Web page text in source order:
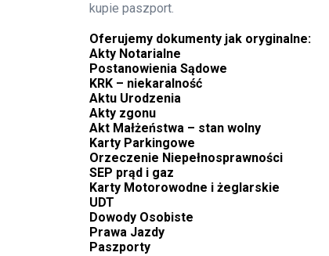
kupie paszport.
Oferujemy dokumenty jak oryginalne:
Akty Notarialne
Postanowienia Sądowe
KRK – niekaralność
Aktu Urodzenia
Akty zgonu
Akt Małżeństwa – stan wolny
Karty Parkingowe
Orzeczenie Niepełnosprawności
SEP prąd i gaz
Karty Motorowodne i żeglarskie
UDT
Dowody Osobiste
Prawa Jazdy
Paszporty